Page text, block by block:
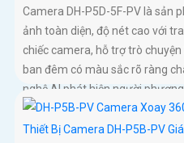
Camera DH-P5D-5F-PV là sản
ảnh toàn diện, độ nét cao với
chiếc camera, hỗ trợ trò
ban đêm có màu sắc rõ ràng
nghệ AI phát hiện người
ninh hiệu quảDòng camera
năng đàm thoại 2 chiều và khả